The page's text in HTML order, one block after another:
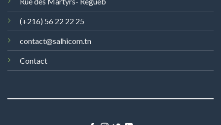
(+216) 56 22 22 25
contact@salhicom.tn
Contact